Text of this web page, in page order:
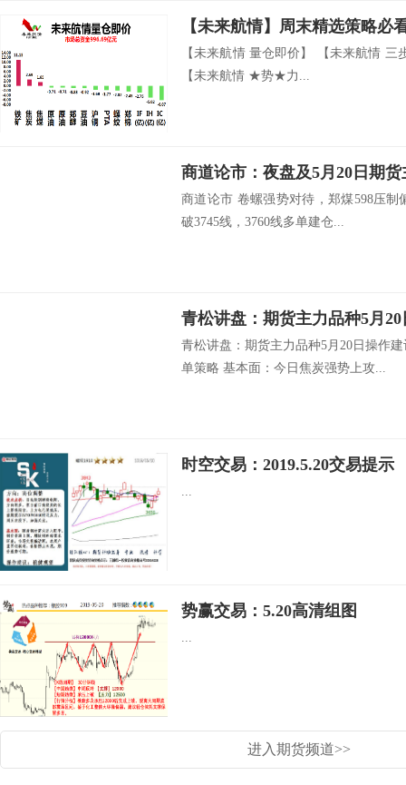
【未来航情】周末精选策略必
【未来航情 量仓即价】 【未来航情
【未来航情 ★势★力...
商道论市：夜盘及5月20日期
商道论市 卷螺强势对待，郑煤598压
破3745线，3760线多单建仓...
青松讲盘：期货主力品种5月
青松讲盘：期货主力品种5月20日操作
单策略 基本面：今日焦炭强势上攻...
时空交易：2019.5.20交易提示
...
势赢交易：5.20高清组图
...
进入期货频道>>